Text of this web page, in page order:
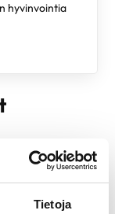
Tietoja
hyvinvointia